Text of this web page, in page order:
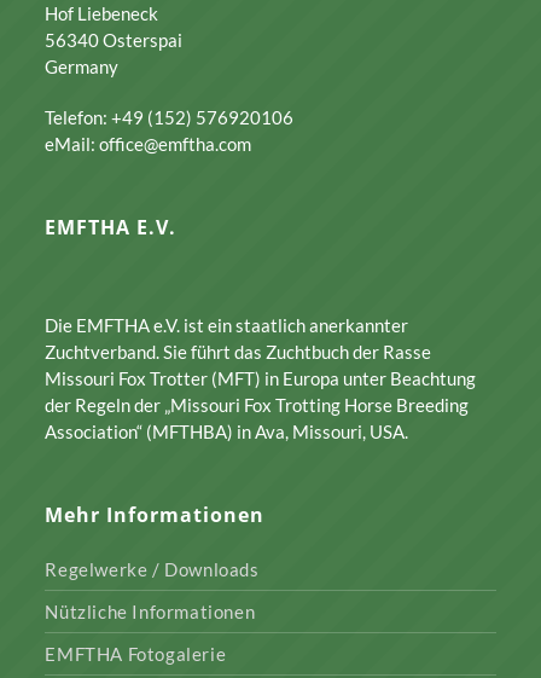
Hof Liebeneck
56340 Osterspai
Germany
Telefon: +49 (152) 576920106
eMail: office@emftha.com
EMFTHA E.V.
Die EMFTHA e.V. ist ein staatlich anerkannter
Zuchtverband. Sie führt das Zuchtbuch der Rasse
Missouri Fox Trotter (MFT) in Europa unter Beachtung
der Regeln der „Missouri Fox Trotting Horse Breeding
Association“ (MFTHBA) in Ava, Missouri, USA.
Mehr Informationen
Regelwerke / Downloads
Nützliche Informationen
EMFTHA Fotogalerie